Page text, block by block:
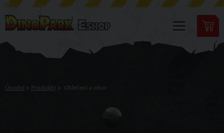
Úvodní » Produkty » Oblečení a obuv